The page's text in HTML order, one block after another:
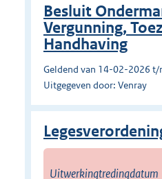
Besluit
Vergunning,
Handhaving
Geldend van 14-02-2026 t/
Uitgegeven door: Venray